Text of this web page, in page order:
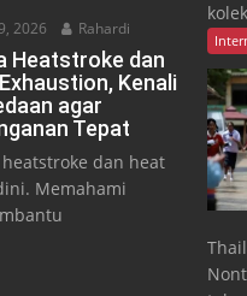
2026 Rahardi
Heatstroke dan
Kenali
agar
Tepat
heatstroke dan heat
Memahami